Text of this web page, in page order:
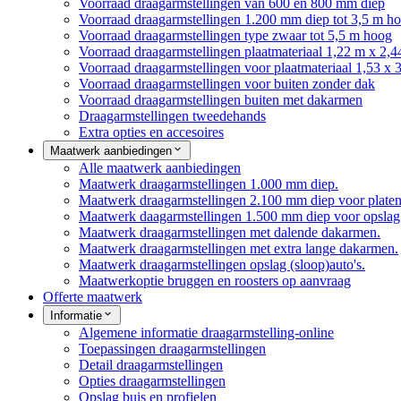
Voorraad draagarmstellingen 1.200 mm diep tot 3,5 m
Voorraad draagarmstellingen type zwaar tot 5,5 m hoog
Voorraad draagarmstellingen plaatmateriaal 1,22 m x
Voorraad draagarmstellingen voor plaatmateriaal 1,53 x
Voorraad draagarmstellingen voor buiten zonder dak
Voorraad draagarmstellingen buiten met dakarmen
Draagarmstellingen tweedehands
Extra opties en accesoires
Maatwerk aanbiedingen
Alle maatwerk aanbiedingen
Maatwerk draagarmstellingen 1.000 mm diep.
Maatwerk draagarmstellingen 2.100 mm diep voor
Maatwerk daagarmstellingen 1.500 mm diep voor opslag
Maatwerk draagarmstellingen met dalende dakarmen.
Maatwerk draagarmstellingen met extra lange dakarmen.
Maatwerk draagarmstellingen opslag (sloop)auto's.
Maatwerkoptie bruggen en roosters op aanvraag
Offerte maatwerk
Informatie
Algemene informatie draagarmstelling-online
Toepassingen draagarmstellingen
Detail draagarmstellingen
Opties draagarmstellingen
Opslag buis en profielen